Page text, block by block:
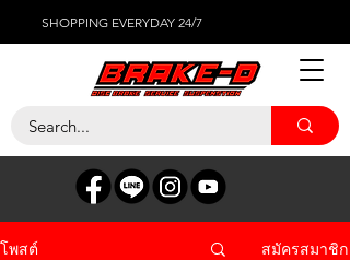
SHOPPING EVERYDAY 24/7
โพสต์ สมัครสมาชิก